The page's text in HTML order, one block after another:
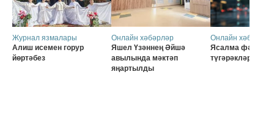
Журнал язмалары
Алиш исемен горур
йөртәбез
Онлайн хәбәрләр
Яшел Үзәннең Әйшә
авылында мәктәп
яңартылды
Онлайн хәбәрләр
Ясалма фәһем
түгәрәкләр